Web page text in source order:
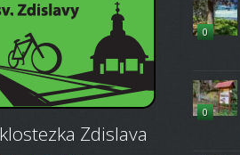
Zdislava
0
0